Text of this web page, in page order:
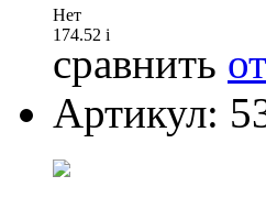
Нет
174.52 i
сравнить
Артикул: